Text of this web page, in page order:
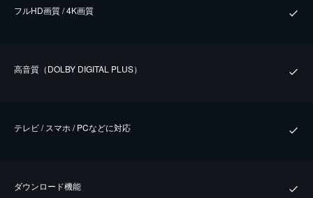
フルHD画質 / 4K画質
⾼⾳質（DOLBY DIGITAL PLUS）
テレビ / スマホ / PCなどに対応
ダウンロード機能